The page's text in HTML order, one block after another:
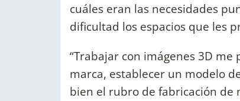
cuáles eran las necesidades
dificultad los espacios que les
“Trabajar con imágenes 3D
marca, establecer un modelo
bien el rubro de fabricación de